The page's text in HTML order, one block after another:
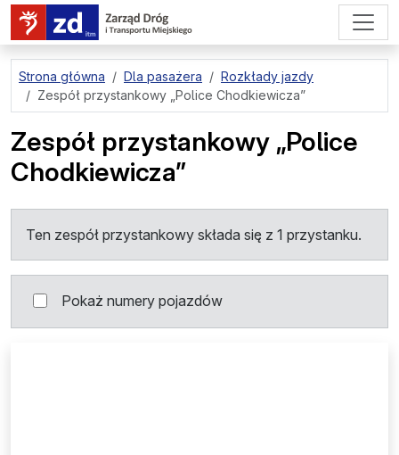
przejdź do treści strony
Strona główna Dla pasażera
Rozkłady jazdy
Zespół przystankowy „Police Chodkiewicza”
Zespół przystankowy „Police
Chodkiewicza”
Ten zespół przystankowy składa się z 1 przystanku.
Pokaż numery pojazdów